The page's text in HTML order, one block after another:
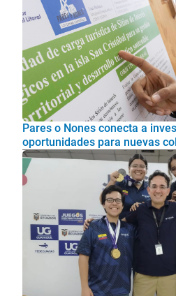
Pares o Nones conecta a
oportunidades para nuevas